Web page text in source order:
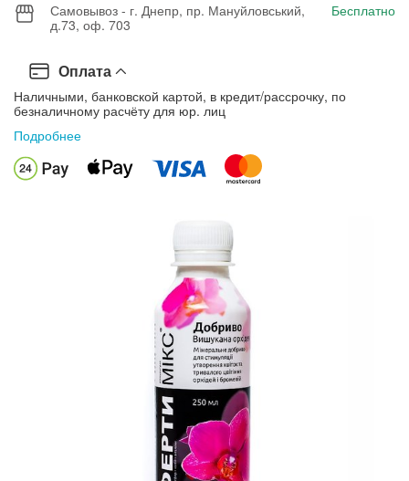
Самовывоз - г. Днепр, пр. Мануйловський,
д.73, оф. 703
Бесплатно
Оплата
Наличными, банковской картой, в кредит/рассрочку, по
безналичному расчёту для юр. лиц
Подробнее